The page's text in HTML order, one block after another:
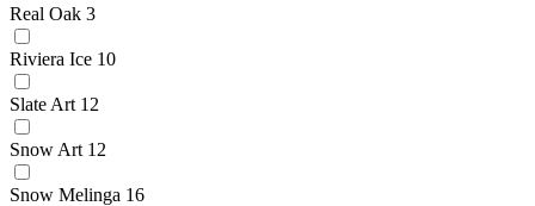
Real Oak 3
Riviera Ice 10
Slate Art 12
Snow Art 12
Snow Melinga 16